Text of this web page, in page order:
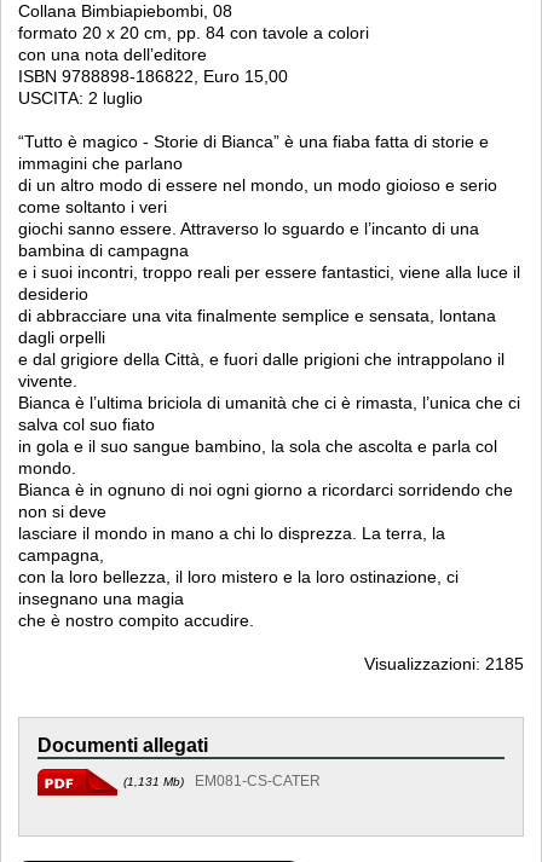
Collana Bimbiapiebombi, 08
formato 20 x 20 cm, pp. 84 con tavole a colori
con una nota dell’editore
ISBN 9788898-186822, Euro 15,00
USCITA: 2 luglio
“Tutto è magico - Storie di Bianca” è una fiaba fatta di storie e
immagini che parlano
di un altro modo di essere nel mondo, un modo gioioso e serio
come soltanto i veri
giochi sanno essere. Attraverso lo sguardo e l’incanto di una
bambina di campagna
e i suoi incontri, troppo reali per essere fantastici, viene alla luce il
desiderio
di abbracciare una vita finalmente semplice e sensata, lontana
dagli orpelli
e dal grigiore della Città, e fuori dalle prigioni che intrappolano il
vivente.
Bianca è l’ultima briciola di umanità che ci è rimasta, l’unica che ci
salva col suo fiato
in gola e il suo sangue bambino, la sola che ascolta e parla col
mondo.
Bianca è in ognuno di noi ogni giorno a ricordarci sorridendo che
non si deve
lasciare il mondo in mano a chi lo disprezza. La terra, la
campagna,
con la loro bellezza, il loro mistero e la loro ostinazione, ci
insegnano una magia
che è nostro compito accudire.
Visualizzazioni: 2185
Documenti allegati
(1,131 Mb) EM081-CS-CATER